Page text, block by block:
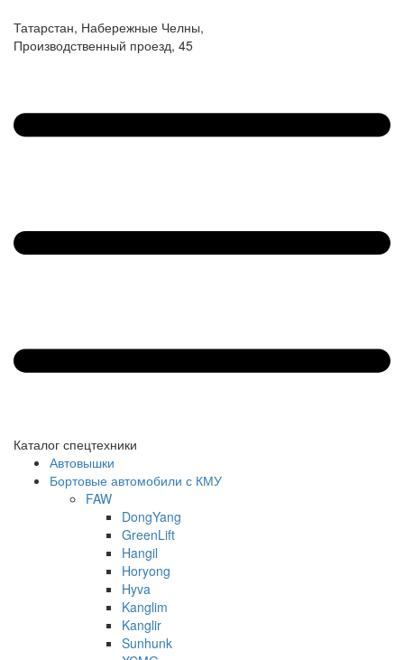
Татарстан, Набережные Челны,
Производственный проезд, 45
Каталог спецтехники
Автовышки
Бортовые автомобили с КМУ
FAW
DongYang
GreenLift
Hangil
Horyong
Hyva
Kanglim
Kanglir
Sunhunk